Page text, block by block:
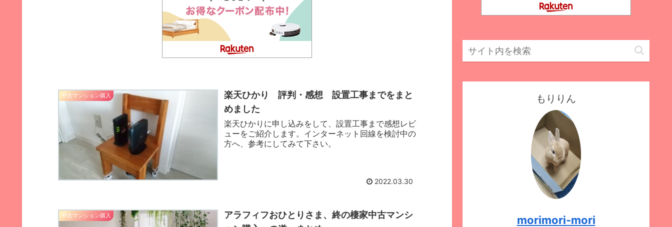
中古マンション購入
楽天ひかり 評判・感想 設置工事までをまと
めました
楽天ひかりに申し込みをして、設置工事まで感想レビ
ューをご紹介します。インターネット回線を検討中の
方へ、参考にしてみて下さい。
2022.03.30
中古マンション購入
アラフィフおひとりさま、終の棲家中古マンシ
もりりん
morimori-mori